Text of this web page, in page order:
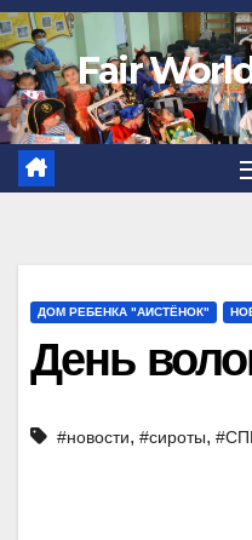
Fair
ДОМ РЕБЕНКА "AИСТЁНОК"
День
#новости, #сироты,